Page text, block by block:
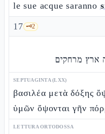
le sue acque saranno
17 🗝️2
ארץ מרחקים
SEPTUAGINTA (LXX)
βασιλέα μετὰ δόξης
ὑμῶν ὄψονται γῆν
LETTURA ORTODOSSA